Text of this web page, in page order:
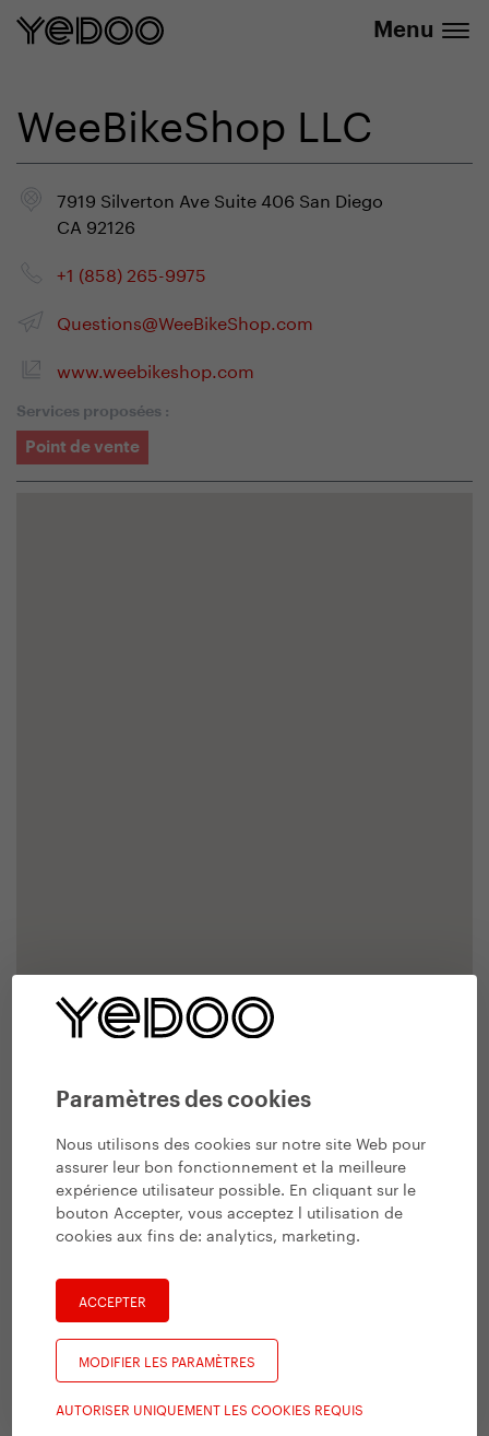
Paramètres des cookies
Nous utilisons des cookies sur notre site Web pour
assurer leur bon fonctionnement et la meilleure
expérience utilisateur possible. En cliquant sur le
bouton Accepter, vous acceptez l utilisation de
cookies aux fins de:analytics, marketing.
ACCEPTER
MODIFIER LES PARAMÈTRES
AUTORISER UNIQUEMENT LES COOKIES REQUIS
Menu
WeeBikeShop LLC
7919 Silverton Ave Suite 406 San Diego
CA 92126
+1 (858) 265-9975
Questions@WeeBikeShop.com
www.weebikeshop.com
Services proposées :
Point de vente